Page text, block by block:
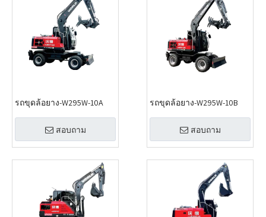
รถขุดล้อยาง-W295W-10A
สอบถาม
รถขุดล้อยาง-W295W-10B
สอบถาม